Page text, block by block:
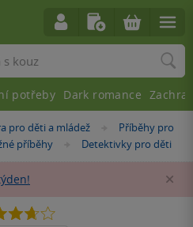
pro děti a mládež »Příběhy pro
příběhy »
Detektivky pro děti
potřeby Dark romance